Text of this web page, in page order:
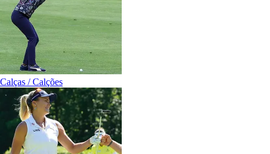
Calças / Calções